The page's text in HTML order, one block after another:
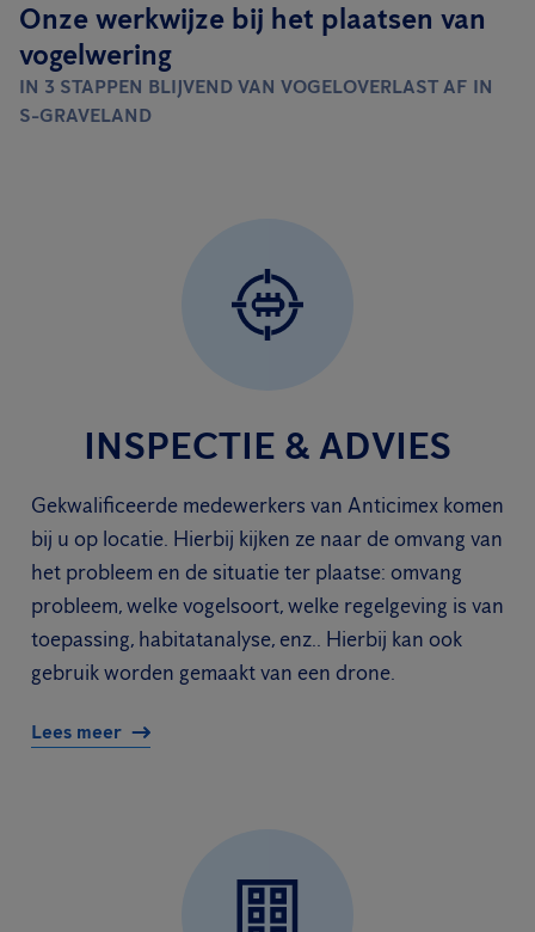
Onze werkwijze bij het plaatsen van
vogelwering
IN 3 STAPPEN BLIJVEND VAN VOGELOVERLAST AF IN
S-GRAVELAND
INSPECTIE & ADVIES
Gekwalificeerde medewerkers van Anticimex komen
bij u op locatie. Hierbij kijken ze naar de omvang van
het probleem en de situatie ter plaatse: omvang
probleem, welke vogelsoort, welke regelgeving is van
toepassing, habitatanalyse, enz.. Hierbij kan ook
gebruik worden gemaakt van een drone.
Lees meer